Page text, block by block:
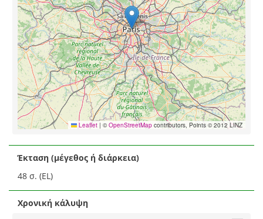
Leaflet | ©OpenStreetMap contributors, Points © 2012 LINZ
Έκταση (μέγεθος ή διάρκεια)
48 σ. (EL)
Χρονική κάλυψη